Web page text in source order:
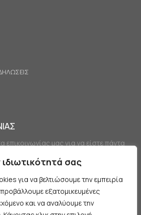
σας
για να βελτιώσουμε την εμπειρία
εξατομικευμένες
και να αναλύουμε την
επικοινωνίας μας για να είστε πάντα